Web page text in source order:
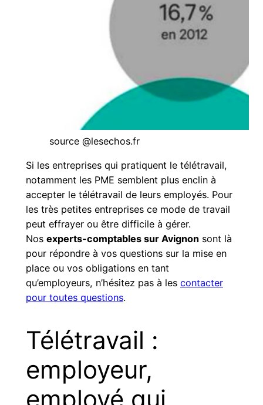
source @lesechos.fr
Si les entreprises qui pratiquent le télétravail,
notamment les PME semblent plus enclin à
accepter le télétravail de leurs employés. Pour
les très petites entreprises ce mode de travail
peut effrayer ou être difficile à gérer.
Nos experts-comptables sur Avignon sont là
pour répondre à vos questions sur la mise en
place ou vos obligations en tant
qu’employeurs, n’hésitez pas à les contacter
pour toutes questions.
Télétravail :
employeur,